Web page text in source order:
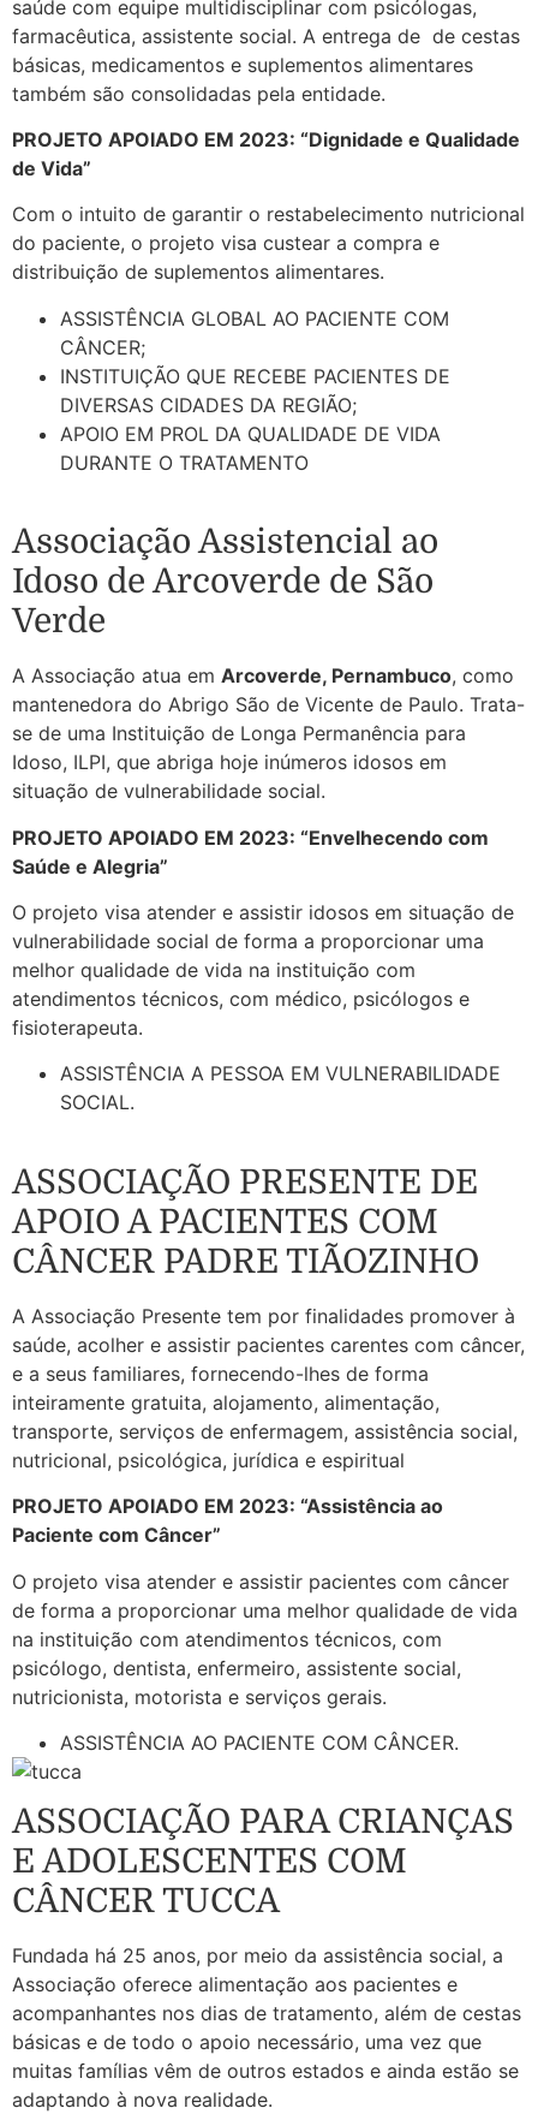
saúde com equipe multidisciplinar com psicólogas,
farmacêutica, assistente social. A entrega de de cestas
básicas, medicamentos e suplementos alimentares
também são consolidadas pela entidade.
PROJETO APOIADO EM 2023: “Dignidade e Qualidade
de Vida”
Com o intuito de garantir o restabelecimento nutricional
do paciente, o projeto visa custear a compra e
distribuição de suplementos alimentares.
ASSISTÊNCIA GLOBAL AO PACIENTE COM
CÂNCER;
INSTITUIÇÃO QUE RECEBE PACIENTES DE
DIVERSAS CIDADES DA REGIÃO;
APOIO EM PROL DA QUALIDADE DE VIDA
DURANTE O TRATAMENTO
Associação Assistencial ao
Idoso de Arcoverde de São
Verde
A Associação atua em Arcoverde, Pernambuco, como
mantenedora do Abrigo São de Vicente de Paulo. Trata-
se de uma Instituição de Longa Permanência para
Idoso, ILPI, que abriga hoje inúmeros idosos em
situação de vulnerabilidade social.
PROJETO APOIADO EM 2023: “Envelhecendo com
Saúde e Alegria”
O projeto visa atender e assistir idosos em situação de
vulnerabilidade social de forma a proporcionar uma
melhor qualidade de vida na instituição com
atendimentos técnicos, com médico, psicólogos e
fisioterapeuta.
ASSISTÊNCIA A PESSOA EM VULNERABILIDADE
SOCIAL.
ASSOCIAÇÃO PRESENTE DE
APOIO A PACIENTES COM
CÂNCER PADRE TIÃOZINHO
A Associação Presente tem por finalidades promover à
saúde, acolher e assistir pacientes carentes com câncer,
e a seus familiares, fornecendo-lhes de forma
inteiramente gratuita, alojamento, alimentação,
transporte, serviços de enfermagem, assistência social,
nutricional, psicológica, jurídica e espiritual
PROJETO APOIADO EM 2023: “Assistência ao
Paciente com Câncer”
O projeto visa atender e assistir pacientes com câncer
de forma a proporcionar uma melhor qualidade de vida
na instituição com atendimentos técnicos, com
psicólogo, dentista, enfermeiro, assistente social,
nutricionista, motorista e serviços gerais.
ASSISTÊNCIA AO PACIENTE COM CÂNCER.
ASSOCIAÇÃO PARA CRIANÇAS
E ADOLESCENTES COM
CÂNCER TUCCA
Fundada há 25 anos, por meio da assistência social, a
Associação oferece alimentação aos pacientes e
acompanhantes nos dias de tratamento, além de cestas
básicas e de todo o apoio necessário, uma vez que
muitas famílias vêm de outros estados e ainda estão se
adaptando à nova realidade.